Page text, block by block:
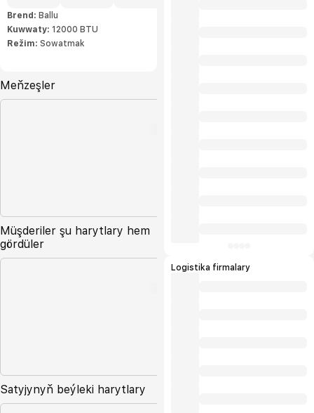
Brend: Ballu
Kuwwaty: 12000 BTU
Režim: Sowatmak
Meňzeşler
Müşderiler şu harytlary hem
gördüler
Satyjynyň beýleki harytlary
Logistika firmalary